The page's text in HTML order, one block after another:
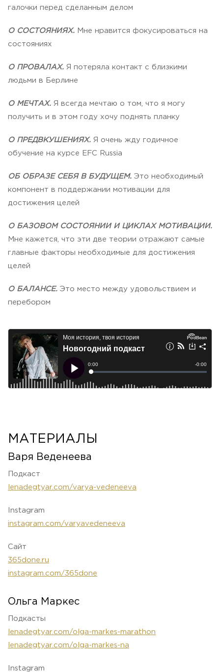
галочки перед сделанным делом
О СОСТОЯНИЯХ. Мне нравится фокусироваться на
состояниях
О ПРОВАЛАХ. Я потеряла контакт с близкими
людьми в Берлине
О МЕЧТАХ. Я всегда мечтаю о том, что я могу
получить и в этом году хочу поднять планку
О ПРЕДВКУШЕНИЯХ. Я очень жду годичное
обучение на курсе EFC Russia
ОБ ОБРАЗЕ СЕБЯ В БУДУЩЕМ. Это необходимый
компонент в поддержании мотивации для
достижения целей
О БАЗОВОМ СОСТОЯНИИ И ЦИКЛАХ МОТИВАЦИИ.
Мне кажется, что эти две теории отражают самые
главные факторы необходимые для достижения
целей
О БАЛАНСЕ. Это место между удовольствием и
перебором
МАТЕРИАЛЫ
Варя Веденеева
Подкаст
lenadegtyar.com/varya-vedeneeva
Instagram
instagram.com/varyavedeneeva
Сайт
365done.ru
instagram.com/365done
Ольга Маркес
Подкасты
lenadegtyar.com/olga-markes-marathon
lenadegtyar.com/olga-markes-na
Instagram